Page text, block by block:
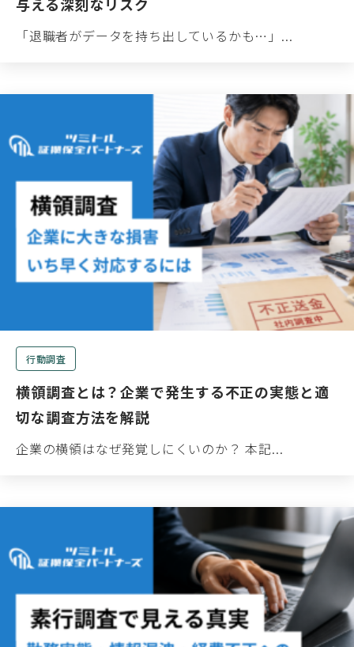
与える深刻なリスク
「退職者がデータを持ち出しているかも…」...
行動調査
横領調査とは？企業で発生する不正の実態と適
切な調査方法を解説
企業の横領はなぜ発覚しにくいのか？ 本記...